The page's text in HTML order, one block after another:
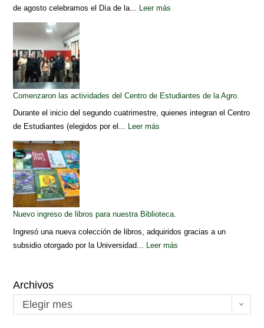
de agosto celebramos el Día de la... Leer más
Comenzaron las actividades del Centro de Estudiantes de la Agro.
Durante el inicio del segundo cuatrimestre, quienes integran el Centro
de Estudiantes (elegidos por el... Leer más
Nuevo ingreso de libros para nuestra Biblioteca.
Ingresó una nueva colección de libros, adquiridos gracias a un
subsidio otorgado por la Universidad... Leer más
Archivos
Elegir mes